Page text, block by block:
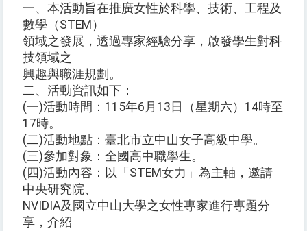
一、本活動旨在推廣女性於科學、技術、工程及
數學（STEM）
領域之發展，透過專家經驗分享，啟發學生對科
技領域之
興趣與職涯規劃。
二、活動資訊如下：
(一)活動時間：115年6月13日（星期六）14時至
17時。
(二)活動地點：臺北市立中山女子高級中學。
(三)參加對象：全國高中職學生。
(四)活動內容：以「STEM女力」為主軸，邀請
中央研究院、
NVIDIA及國立中山大學之女性專家進行專題分
享，介紹